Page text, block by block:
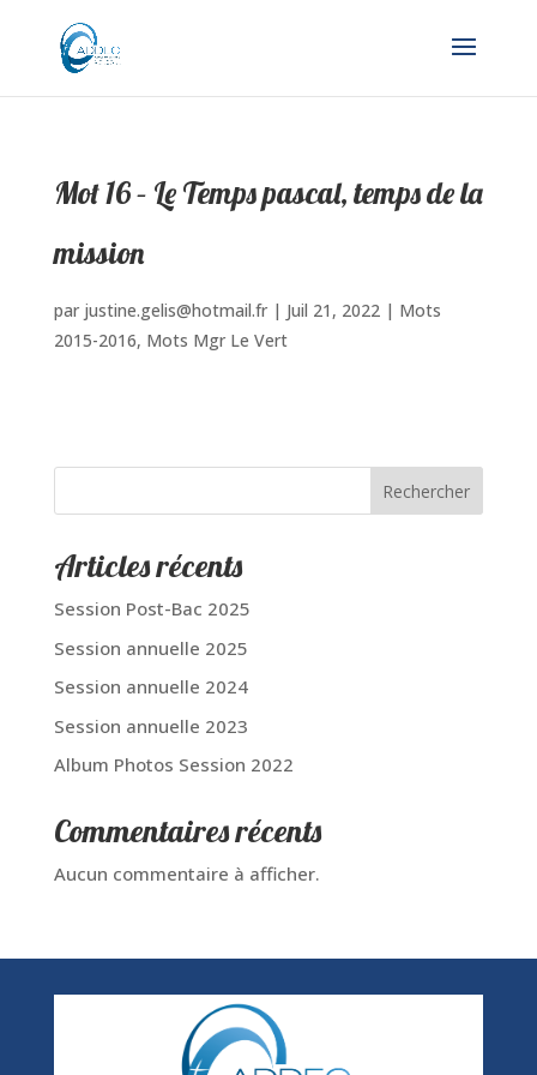
Mot 16 – Le Temps pascal, temps de la
mission
par justine.gelis@hotmail.fr| Juil 21, 2022| Mots
2015-2016, Mots Mgr Le Vert
Rechercher
Articles récents
Session Post-Bac 2025
Session annuelle 2025
Session annuelle 2024
Session annuelle 2023
Album Photos Session 2022
Commentaires récents
Aucun commentaire à afficher.